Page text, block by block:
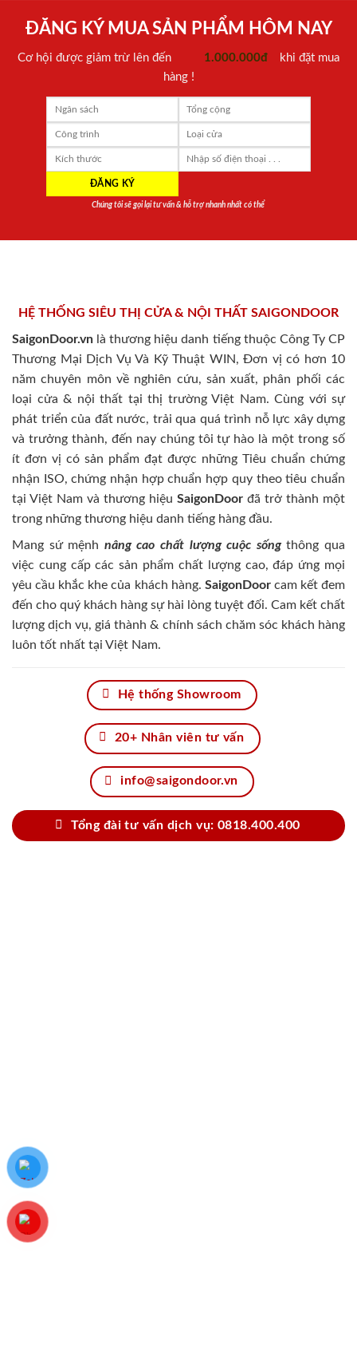
ĐĂNG KÝ MUA SẢN PHẨM HÔM NAY
Cơ hội được giảm trừ lên đến 1.000.000đ
khi đặt mua
hàng !
Chúng tôi sẽ gọi lại tư vấn & hỗ trợ nhanh nhất có thể
HỆ THỐNG SIÊU THỊ CỬA & NỘI THẤT SAIGONDOOR
SaigonDoor.vn là thương hiệu danh tiếng thuộc Công Ty CP
Thương Mại Dịch Vụ Và Kỹ Thuật WIN, Đơn vị có hơn 10
năm chuyên môn về nghiên cứu, sản xuất, phân phối các
loại cửa & nội thất tại thị trường Việt Nam. Cùng với sự
phát triển của đất nước, trải qua quá trình nỗ lực xây dựng
và trưởng thành, đến nay chúng tôi tự hào là một trong số
ít đơn vị có sản phẩm đạt được những Tiêu chuẩn chứng
nhận ISO, chứng nhận hợp chuẩn hợp quy theo tiêu chuẩn
tại Việt Nam và thương hiệu SaigonDoor đã trở thành một
trong những thương hiệu danh tiếng hàng đầu.
Mang sứ mệnh nâng cao chất lượng cuộc sốngthông qua
việc cung cấp các sản phẩm chất lượng cao, đáp ứng mọi
yêu cầu khắc khe của khách hàng. SaigonDoorcam kết đem
đến cho quý khách hàng sự hài lòng tuyệt đối. Cam kết chất
lượng dịch vụ, giá thành & chính sách chăm sóc khách hàng
luôn tốt nhất tại Việt Nam.
Hệ thống Showroom
20+ Nhân viên tư vấn
info@saigondoor.vn
Tổng đài tư vấn dịch vụ: 0818.400.400